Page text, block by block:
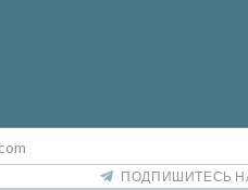
ПОДПИШИТЕСЬ НА